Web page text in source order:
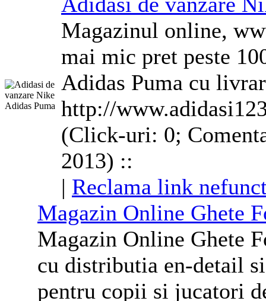
Magazinul online,
mai mic pret peste
Adidas Puma cu
http://
(Click-uri: 0;
2013) ::
| Reclama link
Magazin Online Ghete
Magazin Online Ghete
cu distributia en-detail
pentru copii si jucatori